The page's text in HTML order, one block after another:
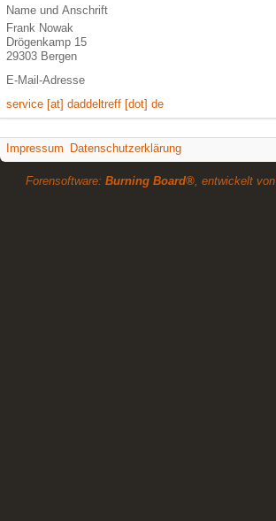
Name und Anschrift
Frank Nowak
Drögenkamp 15
29303 Bergen
E-Mail-Adresse
service [at] daddeltreff [dot] de
Impressum Datenschutzerklärung
Forensoftware: Burning Board®, entwickelt von